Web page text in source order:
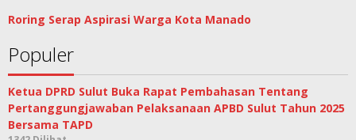
Roring Serap Aspirasi Warga Kota Manado
Populer
Ketua DPRD Sulut Buka Rapat Pembahasan Tentang
Pertanggungjawaban Pelaksanaan APBD Sulut Tahun 2025
Bersama TAPD